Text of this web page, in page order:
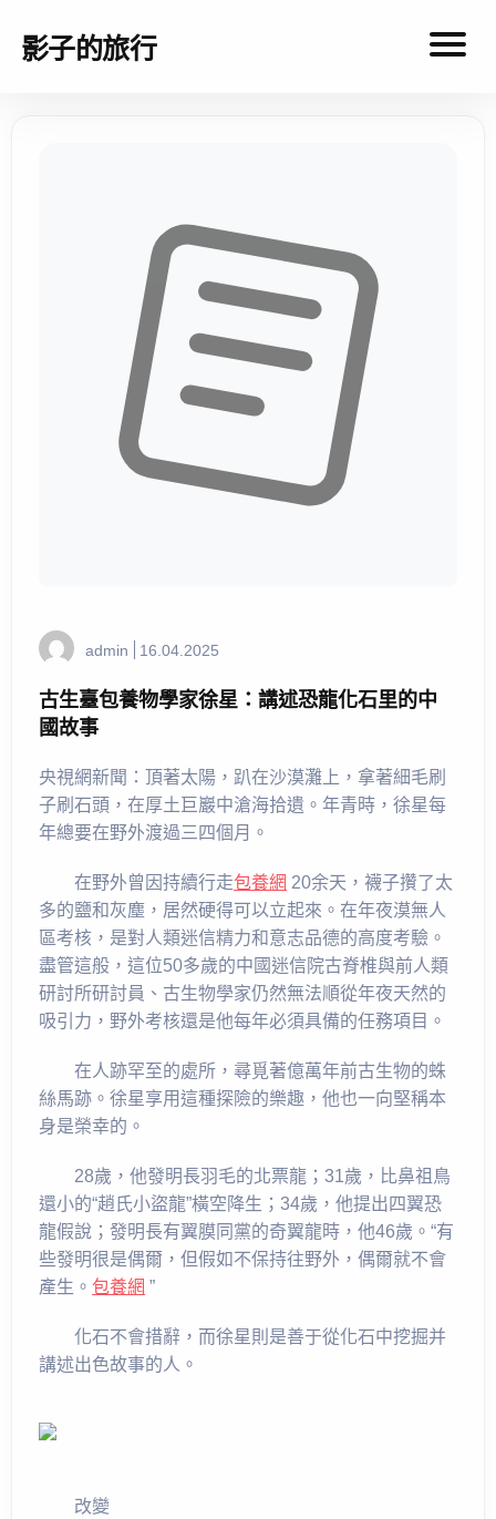
影子的旅行
admin 16.04.2025
古生臺包養物學家徐星：講述恐龍化石里的中
國故事
央視網新聞：頂著太陽，趴在沙漠灘上，拿著細毛刷
子刷石頭，在厚土巨巖中滄海拾遺。年青時，徐星每
年總要在野外渡過三四個月。
在野外曾因持續行走包養網 20余天，襪子攢了太
多的鹽和灰塵，居然硬得可以立起來。在年夜漠無人
區考核，是對人類迷信精力和意志品德的高度考驗。
盡管這般，這位50多歲的中國迷信院古脊椎與前人類
研討所研討員、古生物學家仍然無法順從年夜天然的
吸引力，野外考核還是他每年必須具備的任務項目。
在人跡罕至的處所，尋覓著億萬年前古生物的蛛
絲馬跡。徐星享用這種探險的樂趣，他也一向堅稱本
身是榮幸的。
28歲，他發明長羽毛的北票龍；31歲，比鼻祖鳥
還小的“趙氏小盜龍”橫空降生；34歲，他提出四翼恐
龍假說；發明長有翼膜同黨的奇翼龍時，他46歲。“有
些發明很是偶爾，但假如不保持往野外，偶爾就不會
產生。包養網 ”
化石不會措辭，而徐星則是善于從化石中挖掘并
講述出色故事的人。
改變